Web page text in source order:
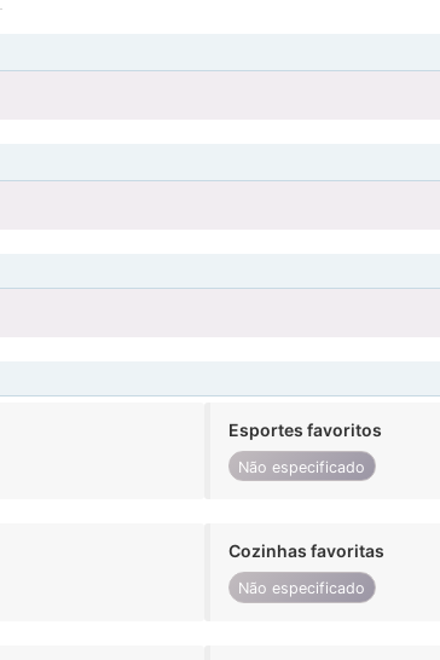
Esportes favoritos
Não especificado
Cozinhas favoritas
Não especificado